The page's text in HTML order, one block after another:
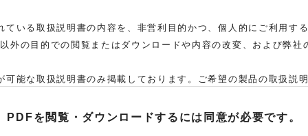
ている取扱説明書の内容を、非営利目的かつ、個人的にご利用す
外の目的での閲覧またはダウンロードや内容の改変、および弊社
能な取扱説明書のみ掲載しております。ご希望の製品の取扱説
該製品の取扱説明書をご提供できない場合がありますので、あら
PDFを閲覧・ダウンロードするには 同意が必要です。